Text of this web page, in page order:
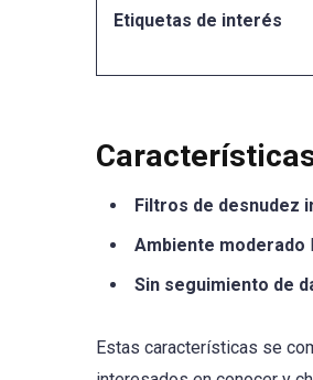
Etiquetas de interés
Filtros de desnudez
Ambiente moderado
Sin seguimiento de
Estas características se